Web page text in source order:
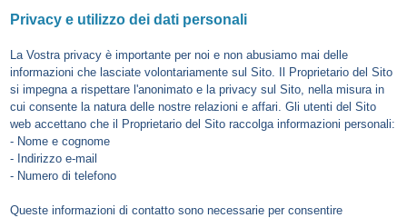
Privacy e utilizzo dei dati personali
La Vostra privacy è importante per noi e non abusiamo mai delle
informazioni che lasciate volontariamente sul Sito. Il Proprietario del Sito
si impegna a rispettare l'anonimato e la privacy sul Sito, nella misura in
cui consente la natura delle nostre relazioni e affari. Gli utenti del Sito
web accettano che il Proprietario del Sito raccolga informazioni personali:
- Nome e cognome
- Indirizzo e-mail
- Numero di telefono
Queste informazioni di contatto sono necessarie per consentire